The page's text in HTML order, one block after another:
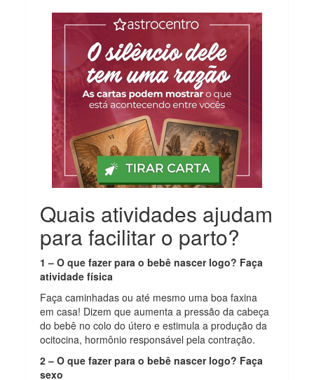
Quais atividades ajudam
para facilitar o parto?
1 – O que fazer para o bebê nascer logo? Faça
atividade física
Faça caminhadas ou até mesmo uma boa faxina
em casa! Dizem que aumenta a pressão da cabeça
do bebê no colo do útero e estimula a produção da
ocitocina, hormônio responsável pela contração.
2 – O que fazer para o bebê nascer logo? Faça
sexo